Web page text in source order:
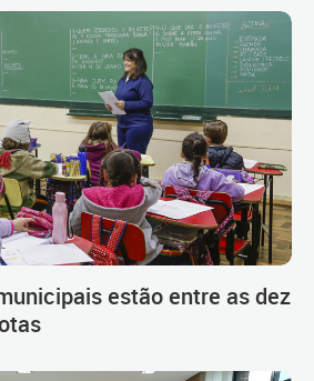
estão entre as dez